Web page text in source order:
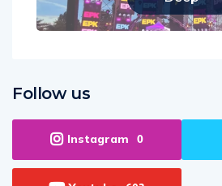
Follow us
Instagram 0